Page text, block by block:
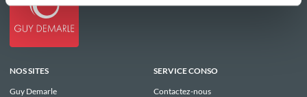
NOS SITES
Guy Demarle
SERVICE CONSO
Contactez-nous